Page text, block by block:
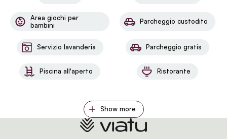
Area giochi per
bambini
Parcheggio custodito
Servizio lavanderia Parcheggio gratis
Piscina all'aperto Ristorante
Show more